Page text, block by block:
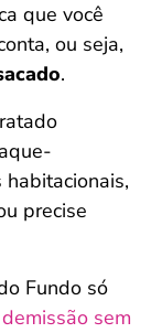
que você
ou seja,
.
precise
Fundo só
demissão sem